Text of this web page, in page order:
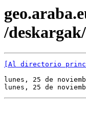
/
[Al directorio
lunes, 25 de
lunes, 25 de